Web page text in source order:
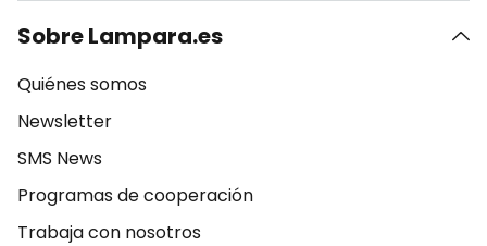
Sobre Lampara.es
Quiénes somos
Newsletter
SMS News
Programas de cooperación
Trabaja con nosotros